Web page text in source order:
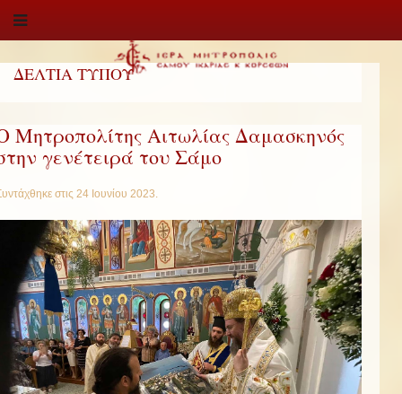
ΔΕΛΤΙΑ ΤΥΠΟΥ
Μητροπολίτης Αιτωλίας Δαμασκηνός
γενέτειρά του Σάμο
στις 24 Ιουνίου 2023.